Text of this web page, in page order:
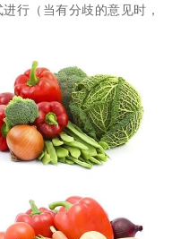
行（当有分歧的意见时，